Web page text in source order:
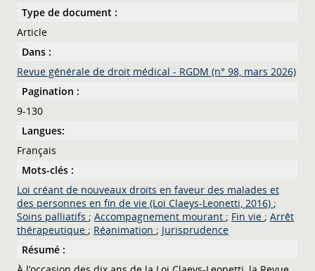
Type de document :
Article
Dans :
Revue générale de droit médical - RGDM (n° 98, mars 2026)
Pagination :
9-130
Langues:
Français
Mots-clés :
Loi créant de nouveaux droits en faveur des malades et
des personnes en fin de vie (Loi Claeys-Leonetti, 2016) ;
Soins palliatifs ; Accompagnement mourant ; Fin vie ; Arrêt
thérapeutique ; Réanimation ; Jurisprudence
Résumé :